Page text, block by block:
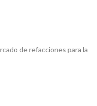
de refacciones para la